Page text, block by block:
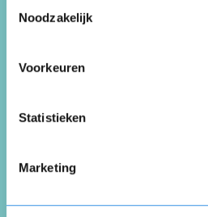
Noodzakelijk
Voorkeuren
Statistieken
Marketing